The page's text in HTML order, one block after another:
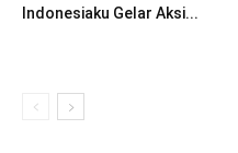
Indonesiaku Gelar Aksi...